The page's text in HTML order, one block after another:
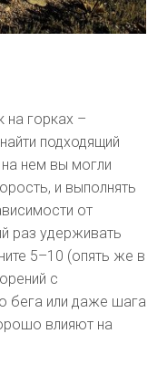
на горках –
подходящий
нем вы могли
и выполнять
от
раз удерживать
5–10 (опять же в
с
бега или даже шага
влияют на